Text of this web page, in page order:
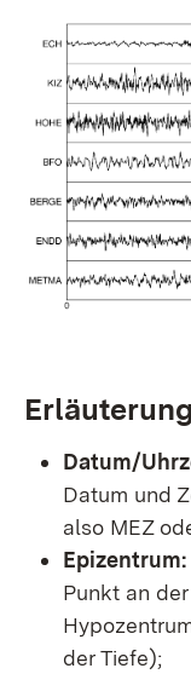
Datum/
Datum und
also MEZ
Epizentrum:
Punkt an
der Tiefe);